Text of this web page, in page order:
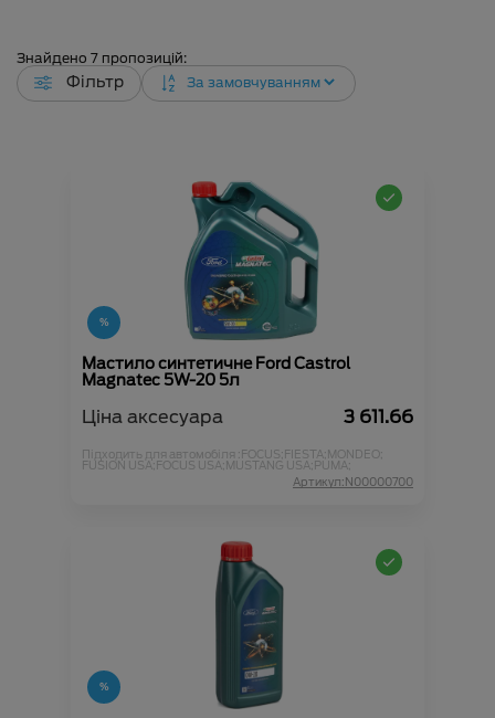
Знайдено 7 пропозицій:
Фільтр
Мастило синтетичне Ford Castrol
Magnatec 5W-20 5л
Ціна аксесуара 3 611.66
Підходить для автомобіля :FOCUS;FIESTA;MONDEO;
FUSION USA;FOCUS USA;MUSTANG USA;PUMA;
Артикул:N00000700